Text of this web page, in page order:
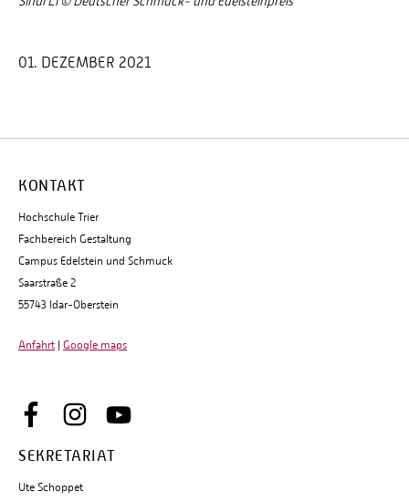
01. DEZEMBER 2021
KONTAKT
Hochschule Trier
Fachbereich Gestaltung
Campus Edelstein und Schmuck
Saarstraße 2
55743 Idar-Oberstein
Anfahrt Google maps
SEKRETARIAT
Ute Schoppet